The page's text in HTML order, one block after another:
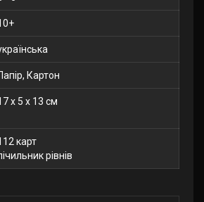
Картон
x 5 x 13 см
карт
рівнів